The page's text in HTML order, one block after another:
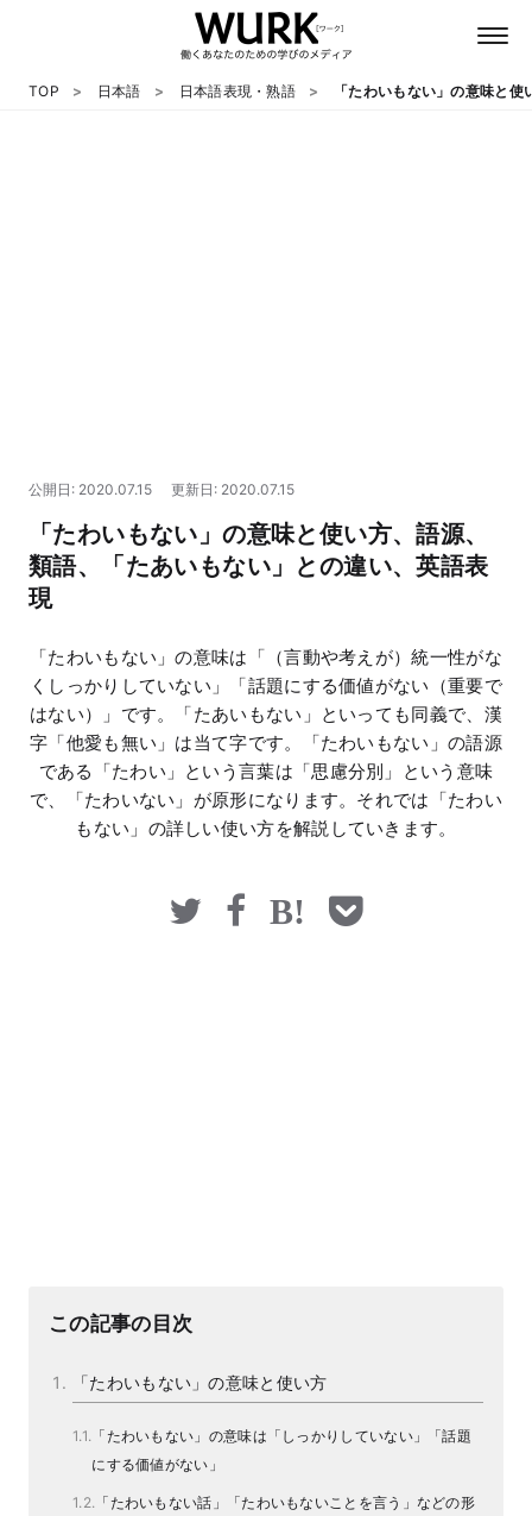
マネー
TOP 日本語 日本語表現・熟語 「たわいもない」の意味と
公開日: 2020.07.15 更新日: 2020.07.15
「たわいもない」の意味と使い方、語源、
類語、「たあいもない」との違い、英語表
現
「たわいもない」の意味は「（言動や考えが）統一性がな
くしっかりしていない」「話題にする価値がない（重要で
はない）」です。「たあいもない」といっても同義で、漢
字「他愛も無い」は当て字です。「たわいもない」の語源
である「たわい」という言葉は「思慮分別」という意味
で、「たわいない」が原形になります。それでは「たわい
もない」の詳しい使い方を解説していきます。
この記事の目次
「たわいもない」の意味と使い方
「たわいもない」の意味は「しっかりしていない」「話題
にする価値がない」
「たわいもない話」「たわいもないことを言う」などの形